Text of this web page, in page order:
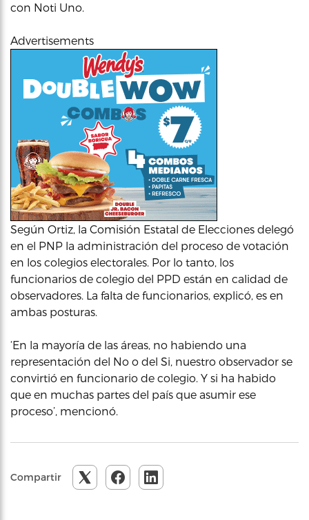
con Noti Uno.
Advertisements
Según Ortiz, la Comisión Estatal de Elecciones delegó
en el PNP la administración del proceso de votación
en los colegios electorales. Por lo tanto, los
funcionarios de colegio del PPD están en calidad de
observadores. La falta de funcionarios, explicó, es en
ambas posturas.
‘En la mayoría de las áreas, no habiendo una
representación del No o del Si, nuestro observador se
convirtió en funcionario de colegio. Y si ha habido
que en muchas partes del país que asumir ese
proceso’, mencionó.
Compartir